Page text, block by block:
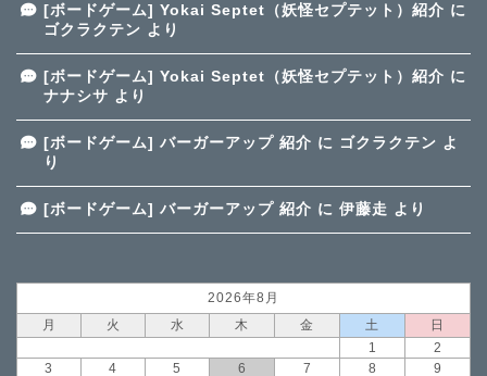
[ボードゲーム] Yokai Septet（妖怪セプテット）紹介 に
ゴクラクテン より
[ボードゲーム] Yokai Septet（妖怪セプテット）紹介 に
ナナシサ より
[ボードゲーム] バーガーアップ 紹介 に ゴクラクテン よ
り
[ボードゲーム] バーガーアップ 紹介 に 伊藤走 より
2026年8月
月
火 水 木 金 土
日
1
2
3
4 5 6 7 8 9